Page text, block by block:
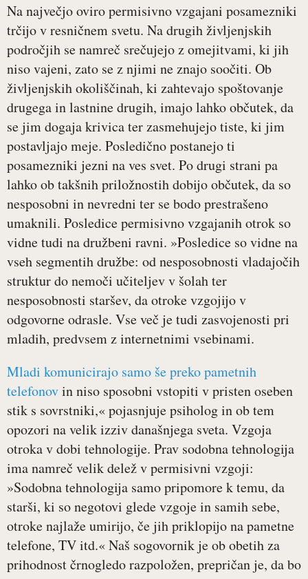
Na največjo oviro permisivno vzgajani posamezniki
trčijo v resničnem svetu. Na drugih življenjskih
področjih se namreč srečujejo z omejitvami, ki jih
niso vajeni, zato se z njimi ne znajo soočiti. Ob
življenjskih okoliščinah, ki zahtevajo spoštovanje
drugega in lastnine drugih, imajo lahko občutek, da
se jim dogaja krivica ter zasmehujejo tiste, ki jim
postavljajo meje. Posledično postanejo ti
posamezniki jezni na ves svet. Po drugi strani pa
lahko ob takšnih priložnostih dobijo občutek, da so
nesposobni in nevredni ter se bodo prestrašeno
umaknili. Posledice permisivno vzgajanih otrok so
vidne tudi na družbeni ravni. »Posledice so vidne na
vseh segmentih družbe: od nesposobnosti vladajočih
struktur do nemoči učiteljev v šolah ter
nesposobnosti staršev, da otroke vzgojijo v
odgovorne odrasle. Vse več je tudi zasvojenosti pri
mladih, predvsem z internetnimi vsebinami.
Mladi komunicirajo samo še preko pametnih
telefonovin niso sposobni vstopiti v pristen oseben
stik s sovrstniki,« pojasnjuje psiholog in ob tem
opozori na velik izziv današnjega sveta. Vzgoja
otroka v dobi tehnologije. Prav sodobna tehnologija
ima namreč velik delež v permisivni vzgoji:
»Sodobna tehnologija samo pripomore k temu, da
starši, ki so negotovi glede vzgoje in samih sebe,
otroke najlaže umirijo, če jih priklopijo na pametne
telefone, TV itd.« Naš sogovornik je ob obetih za
prihodnost črnogledo razpoložen, prepričan je, da bo